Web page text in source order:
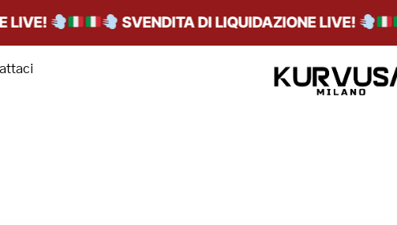
SVENDITA DI LIQUIDAZIONE LIVE!